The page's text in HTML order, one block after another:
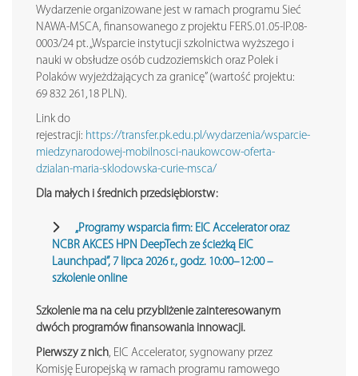
Wydarzenie organizowane jest w ramach programu Sieć
NAWA-MSCA, finansowanego z projektu FERS.01.05-IP.08-
0003/24 pt. „Wsparcie instytucji szkolnictwa wyższego i
nauki w obsłudze osób cudzoziemskich oraz Polek i
Polaków wyjeżdżających za granicę” (wartość projektu:
69 832 261,18 PLN).
Link do
rejestracji: https://transfer.pk.edu.pl/wydarzenia/wsparcie-
miedzynarodowej-mobilnosci-naukowcow-oferta-
dzialan-maria-sklodowska-curie-msca/
Dla małych i średnich przedsiębiorstw:
„Programy wsparcia firm: EIC Accelerator oraz
NCBR AKCES HPN DeepTech ze ścieżką EIC
Launchpad”, 7 lipca 2026 r., godz. 10:00–12:00 –
szkolenie online
Szkolenie ma na celu przybliżenie zainteresowanym
dwóch programów finansowania innowacji.
Pierwszy z nich, EIC Accelerator, sygnowany przez
Komisję Europejską w ramach programu ramowego